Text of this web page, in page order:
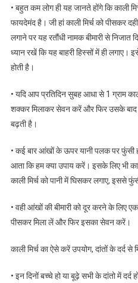
• बहुत कम लोग ही यह जानते होंगे कि काली
फायदेमंद है। जी हां काली मिर्च को पीसकर
लगाने पर यह रतौंधी नामक बीमारी से
ध्यान रखें कि यह बाहरी हिस्सों में ही लगाए।
होती है।
• यदि आप प्रतिदिन सुबह आधा से 1 ग्राम
शक्कर मिलाकर सेवन करें और फिर उसके बाद
बढ़ती है।
• कई बार आंखों के ऊपर यानी पलक पर फुंसी
आता कि हम क्या उपाय करें। इसके लिए भी
काली मिर्च को पानी में घिसकर लगाए, इससे
• वही आंखों की बीमारी को दूर करने के लिए
पीसकर मिला लें और फिर इसका सेवन करें।
काली मिर्च का ऐसे करें उपयोग, दांतों के दर्द से
• इन दिनों बच्चे हो या बूढ़े सभी के दांतो में दर्द